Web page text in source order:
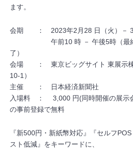
ます。
会期 ： 2023年2月28 日（火）－ 3
午前10 時 － 午後5時（最終日
了）
会場 ： 東京ビッグサイト 東展示棟
10-1）
主催 ： 日本経済新聞社
入場料 ： 3,000 円(同時開催の展示
の事前登録で無料
『新500円・新紙幣対応』『セルフ
スト低減』をキーワードに、